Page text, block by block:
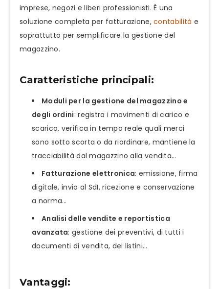
imprese, negozi e liberi professionisti. È una
soluzione completa per fatturazione,contabilità e
soprattutto per semplificare la gestione del
magazzino.
Caratteristiche principali:
Moduli per la gestione del magazzino e
degli ordini: registra i movimenti di carico e
scarico, verifica in tempo reale quali merci
sono sotto scorta o da riordinare, mantiene la
tracciabilità dal magazzino alla vendita…
Fatturazione elettronica: emissione, firma
digitale, invio al SdI, ricezione e conservazione
a norma…
Analisi delle vendite e reportistica
avanzata: gestione dei preventivi, di tutti i
documenti di vendita, dei listini…
Vantaggi: